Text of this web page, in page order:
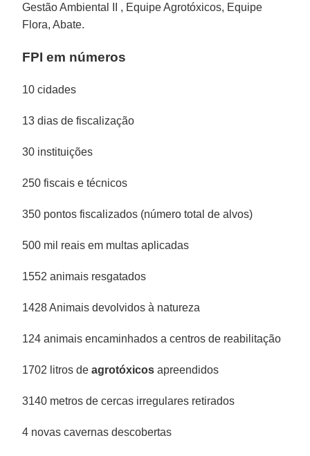
Gestão Ambiental II , Equipe Agrotóxicos, Equipe
Flora, Abate.
FPI em números
10 cidades
13 dias de fiscalização
30 instituições
250 fiscais e técnicos
350 pontos fiscalizados (número total de alvos)
500 mil reais em multas aplicadas
1552 animais resgatados
1428 Animais devolvidos à natureza
124 animais encaminhados a centros de reabilitação
1702 litros deagrotóxicos apreendidos
3140 metros de cercas irregulares retirados
4 novas cavernas descobertas